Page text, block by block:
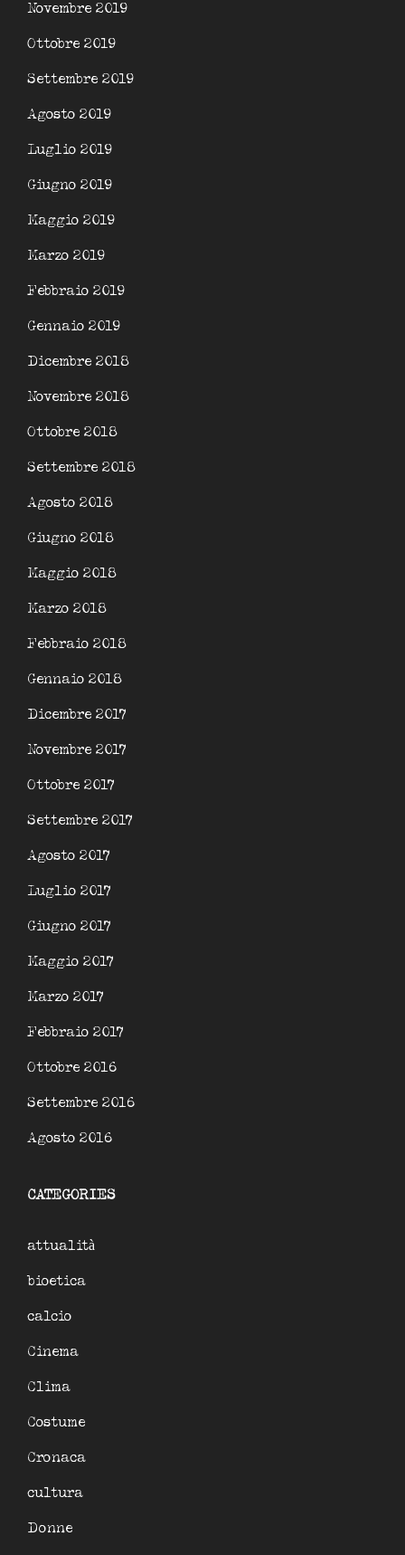
Novembre 2019
Ottobre 2019
Settembre 2019
Agosto 2019
Luglio 2019
Giugno 2019
Maggio 2019
Marzo 2019
Febbraio 2019
Gennaio 2019
Dicembre 2018
Novembre 2018
Ottobre 2018
Settembre 2018
Agosto 2018
Giugno 2018
Maggio 2018
Marzo 2018
Febbraio 2018
Gennaio 2018
Dicembre 2017
Novembre 2017
Ottobre 2017
Settembre 2017
Agosto 2017
Luglio 2017
Giugno 2017
Maggio 2017
Marzo 2017
Febbraio 2017
Ottobre 2016
Settembre 2016
Agosto 2016
CATEGORIES
attualità
bioetica
calcio
Cinema
Clima
Costume
Cronaca
cultura
Donne